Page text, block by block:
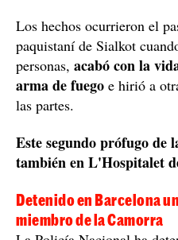
Los hechos ocurrieron el
paquistaní de Sialkot
personas, acabó con la
arma de fuego e hirió a
las partes.
Este segundo prófugo de
también en L'Hospitalet
Detenido en Barcelona
miembro de la Camorra